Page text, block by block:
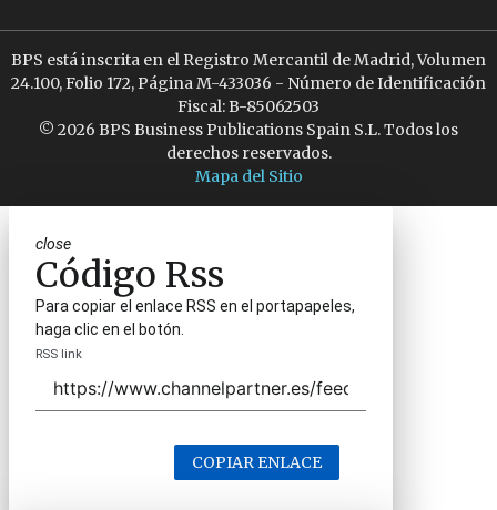
BPS está inscrita en el Registro Mercantil de Madrid, Volumen
24.100, Folio 172, Página M-433036 - Número de Identificación
Fiscal: B-85062503
© 2026 BPS Business Publications Spain S.L. Todos los
derechos reservados.
Mapa del Sitio
close
Código Rss
Para copiar el enlace RSS en el portapapeles,
haga clic en el botón.
RSS link
COPIAR ENLACE